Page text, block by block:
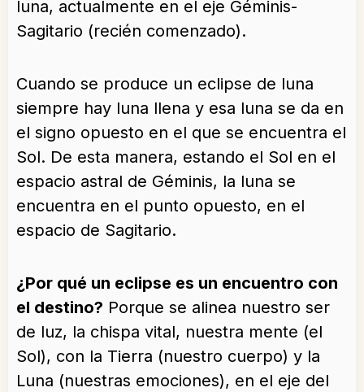
luna, actualmente en el eje Géminis-
Sagitario (recién comenzado).
Cuando se produce un eclipse de luna
siempre hay luna llena y esa luna se da en
el signo opuesto en el que se encuentra el
Sol. De esta manera, estando el Sol en el
espacio astral de Géminis, la luna se
encuentra en el punto opuesto, en el
espacio de Sagitario.
¿Por qué un eclipse es un encuentro con
el destino? Porque se alinea nuestro ser
de luz, la chispa vital, nuestra mente (el
Sol), con la Tierra (nuestro cuerpo) y la
Luna (nuestras emociones), en el eje del